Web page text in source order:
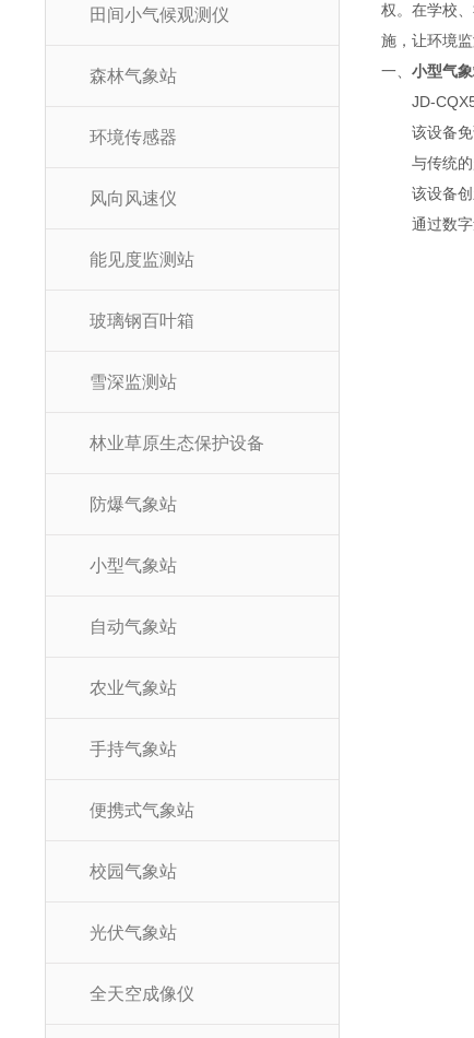
田间小气候观测仪
森林气象站
环境传感器
风向风速仪
能见度监测站
玻璃钢百叶箱
雪深监测站
林业草原生态保护设备
防爆气象站
小型气象站
自动气象站
农业气象站
手持气象站
便携式气象站
校园气象站
光伏气象站
全天空成像仪
权。在学校
施，让环境
一、小型气
JD-CQX5
该设备免调
与传统的超
该设备创新
通过数字量